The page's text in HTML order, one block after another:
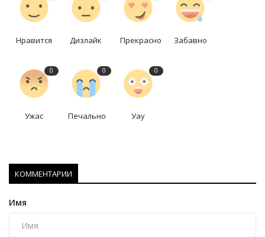
Нравится Дизлайк Прекрасно Забавно
0
Ужас
0
Печально
0
Уау
КОММЕНТАРИИ
Имя